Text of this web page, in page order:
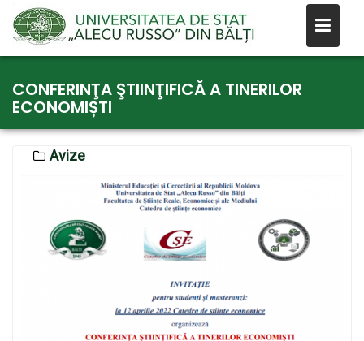
content
CONFERINŢA ŞTIINŢIFICĂ A TINERILOR
ECONOMIȘTI
Avize